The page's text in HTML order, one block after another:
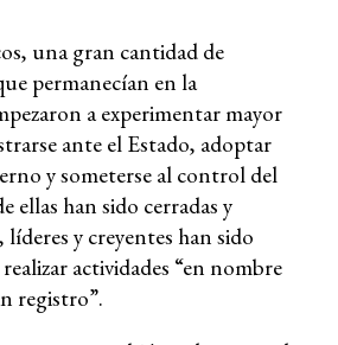
una gran cantidad de
permanecían en la
a experimentar mayor
ante el Estado, adoptar
y someterse al control del
ellas han sido cerradas y
y creyentes han sido
actividades “en nombre
registro”.